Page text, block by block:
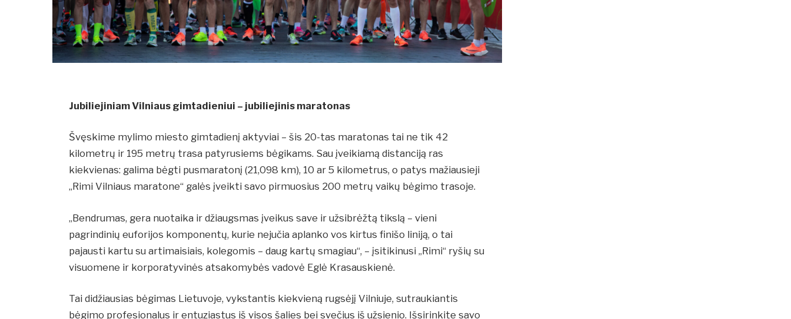
Jubiliejiniam Vilniaus gimtadieniui – jubiliejinis maratonas
Švęskime mylimo miesto gimtadienį aktyviai – šis 20-tas maratonas tai ne tik 42
kilometrų ir 195 metrų trasa patyrusiems bėgikams. Sau įveikiamą distanciją ras
kiekvienas: galima bėgti pusmaratonį (21,098 km), 10 ar 5 kilometrus, o patys mažiausieji
„Rimi Vilniaus maratone“ galės įveikti savo pirmuosius 200 metrų vaikų bėgimo trasoje.
„Bendrumas, gera nuotaika ir džiaugsmas įveikus save ir užsibrėžtą tikslą – vieni
pagrindinių euforijos komponentų, kurie nejučia aplanko vos kirtus finišo liniją, o tai
pajausti kartu su artimaisiais, kolegomis – daug kartų smagiau“, – įsitikinusi „Rimi“ ryšių su
visuomene ir korporatyvinės atsakomybės vadovė Eglė Krasauskienė.
Tai didžiausias bėgimas Lietuvoje, vykstantis kiekvieną rugsėjį Vilniuje, sutraukiantis
bėgimo profesionalus ir entuziastus iš visos šalies bei svečius iš užsienio. Išsirinkite savo